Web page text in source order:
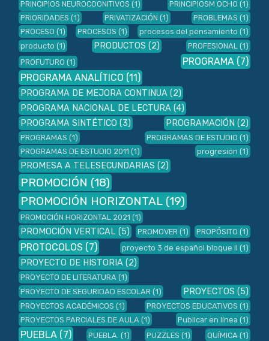
PRINCIPIOS NEUROCOGNITIVOS (1) PRINCIPIOSM OCHO (1)
PRIORIDADES (1) PRIVATIZACIÓN (1) PROBLEMAS (1)
PROCESO (1) PROCESOS (1) procesos del pensamiento (1)
producto (1) PRODUCTOS (2) PROFESIONAL (1)
PROFUTURO (1) PROGRAMA (7)
PROGRAMA ANALÍTICO (11)
PROGRAMA DE MEJORA CONTINUA (2)
PROGRAMA NACIONAL DE LECTURA (4)
PROGRAMA SINTÉTICO (3) PROGRAMACIÓN (2)
PROGRAMAS (1) PROGRAMAS DE ESTUDIO (1)
PROGRAMAS DE ESTUDIO 2011 (1) progresión (1)
PROMESA A TELESECUNDARIAS (2)
PROMOCIÓN (18)
PROMOCIÓN HORIZONTAL (19)
PROMOCIÓN HORIZONTAL 2021 (1)
PROMOCIÓN VERTICAL (5) PROMOVER (1) PROPÓSITO (1)
PROTOCOLOS (7) proyecto 3 de español bloque II (1)
PROYECTO DE HISTORIA (2)
PROYECTO DE LITERATURA (1)
PROYECTO DE SEGURIDAD ESCOLAR (1) PROYECTOS (5)
PROYECTOS ACADÉMICOS (1) PROYECTOS EDUCATIVOS (1)
PROYECTOS PARCIALES DE AULA (1) Publicar en línea (1)
PUEBLA (7) PUEBLA. (1) PUZZLES (1) QUÍMICA (1)